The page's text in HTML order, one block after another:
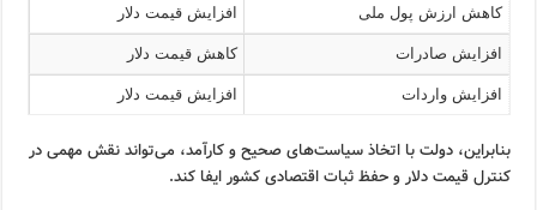
کاهش ارزش پول ملی افزایش قیمت دلار
افزایش صادرات کاهش قیمت دلار
افزایش واردات افزایش قیمت دلار
بنابراین، دولت با اتخاذ سیاست‌های صحیح و کارآمد، می‌تواند نقش مهمی در
کنترل قیمت دلار و حفظ ثبات اقتصادی کشور ایفا کند.